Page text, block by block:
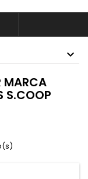
MARCA
S.COOP